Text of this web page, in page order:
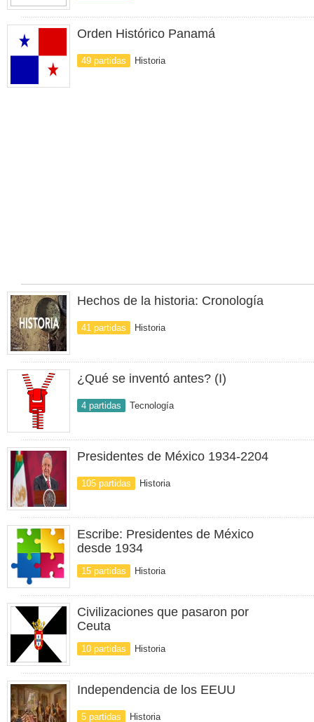
Orden Histórico Panamá
49 partidas Historia
Hechos de la historia: Cronología
41 partidas Historia
¿Qué se inventó antes? (I)
4 partidas Tecnología
Presidentes de México 1934-2204
105 partidas Historia
Escribe: Presidentes de México
desde 1934
15 partidas Historia
Civilizaciones que pasaron por
Ceuta
10 partidas Historia
Independencia de los EEUU
5 partidas Historia